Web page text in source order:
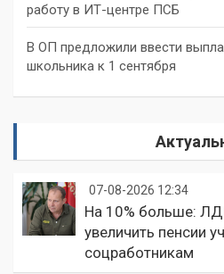
работу в ИТ-центре ПСБ
В ОП предложили ввести
школьника к 1 сентября
07-08-2026 12:34
На 10% больше:
увеличить пенсии
соцработникам